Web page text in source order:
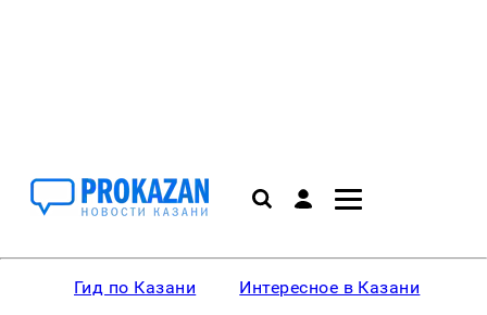
Гид по Казани Интересное в Казани